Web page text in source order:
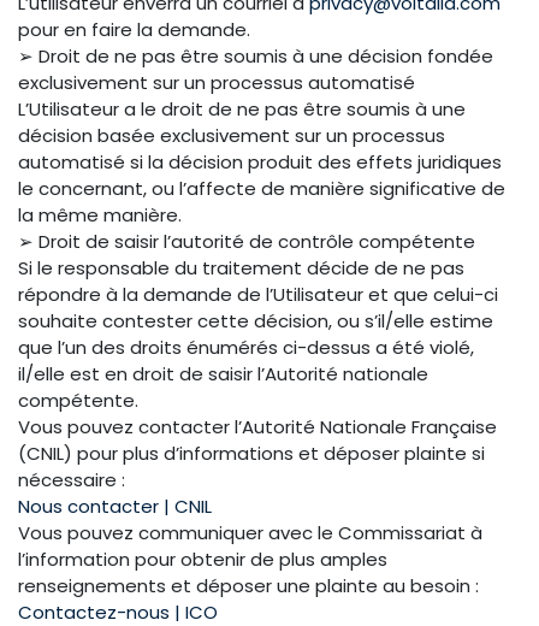
pour en faire la demande.
➢ Droit de ne pas être soumis à une décision fondée
exclusivement sur un processus automatisé
L’Utilisateur a le droit de ne pas être soumis à une
décision basée exclusivement sur un processus
automatisé si la décision produit des effets juridiques
le concernant, ou l’affecte de manière significative de
la même manière.
➢ Droit de saisir l’autorité de contrôle compétente
Si le responsable du traitement décide de ne pas
répondre à la demande de l’Utilisateur et que celui-ci
souhaite contester cette décision, ou s’il/elle estime
que l’un des droits énumérés ci-dessus a été violé,
il/elle est en droit de saisir l’Autorité nationale
compétente.
Vous pouvez contacter l’Autorité Nationale Française
(CNIL) pour plus d’informations et déposer plainte si
nécessaire :
Nous contacter | CNIL
Vous pouvez communiquer avec le Commissariat à
l’information pour obtenir de plus amples
renseignements et déposer une plainte au besoin :
Contactez-nous | ICO